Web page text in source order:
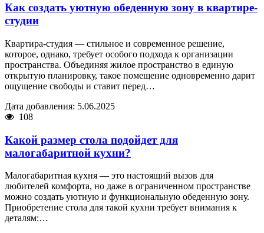
Как создать уютную обеденную зону в квартире-
студии
Квартира-студия — стильное и современное решение,
которое, однако, требует особого подхода к организации
пространства. Объединяя жилое пространство в единую
открытую планировку, такое помещение одновременно дарит
ощущение свободы и ставит перед…
Дата добавления: 5.06.2025
108
Какой размер стола подойдет для
малогабаритной кухни?
Малогабаритная кухня — это настоящий вызов для
любителей комфорта, но даже в ограниченном пространстве
можно создать уютную и функциональную обеденную зону.
Приобретение стола для такой кухни требует внимания к
деталям:…